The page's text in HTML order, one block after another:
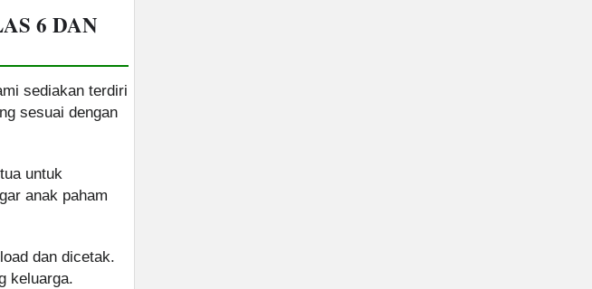
6 DAN
sediakan terdiri
sesuai dengan
untuk
anak paham
dan dicetak.
keluarga.